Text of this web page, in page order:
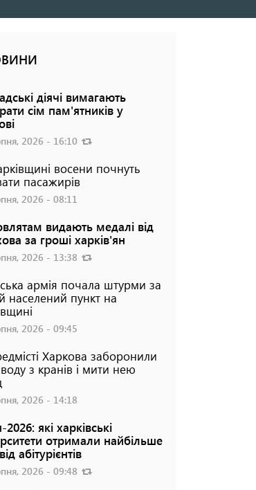
діячі вимагають
сім пам'ятників у
2026 - 16:10
восени почнуть
пасажирів
2026 - 08:11
видають медалі від
за гроші харків'ян
2026 - 13:38
армія почала штурми за
населений пункт на
2026 - 09:45
Харкова заборонили
з кранів і мити нею
2026 - 14:18
2026: які харківські
отримали найбільше
абітурієнтів
2026 - 09:48